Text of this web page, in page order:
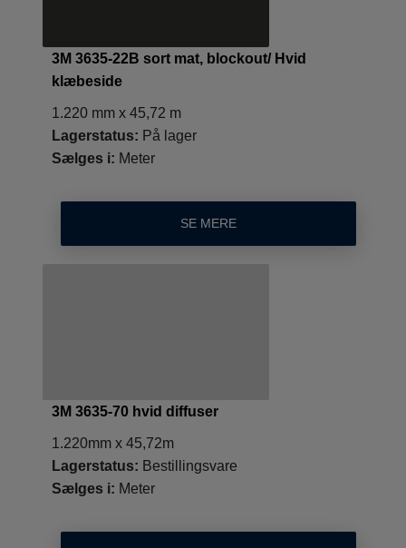
3M 3635-22B sort mat, blockout/ Hvid
klæbeside
1.220 mm x 45,72 m
Lagerstatus: På lager
Sælges i: Meter
SE MERE
3M 3635-70 hvid diffuser
1.220mm x 45,72m
Lagerstatus: Bestillingsvare
Sælges i: Meter